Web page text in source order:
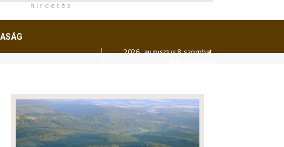
h i r d e t é s
2026. augusztus 8. szombat,